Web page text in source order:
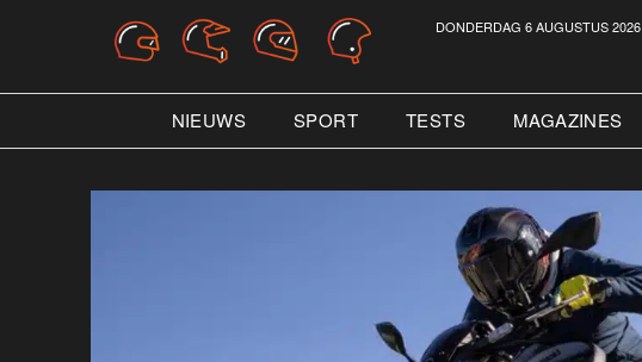
DONDERDAG 6 AUGUSTUS 2026
NIEUWS SPORT TESTS MAGAZINES